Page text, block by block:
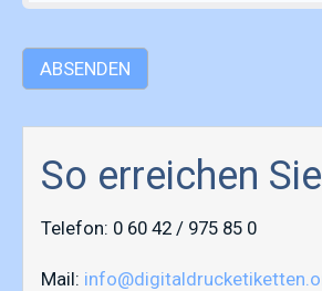
So erreichen
Telefon: 0 60 42 / 975 85 0
Mail: